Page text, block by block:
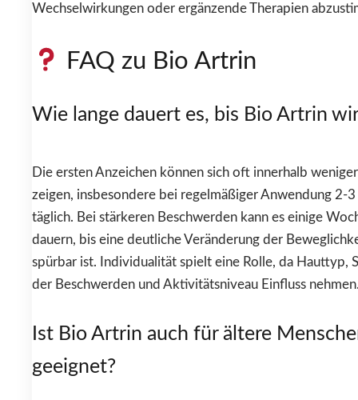
Wechselwirkungen oder ergänzende Therapien
FAQ zu Bio Artrin
Wie lange dauert es, bis Bio Artrin
Die ersten Anzeichen können sich oft innerhalb weniger
zeigen, insbesondere bei regelmäßiger Anwendung 2-
täglich. Bei stärkeren Beschwerden kann es einige
dauern, bis eine deutliche Veränderung der
spürbar ist. Individualität spielt eine Rolle, da Hauttyp,
der Beschwerden und Aktivitätsniveau Einfluss
Ist Bio Artrin auch für ältere
geeignet?